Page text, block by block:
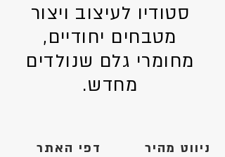
סטודיו לעיצוב ויצור
מטבחים יחודיים,
מחומרי גלם שנולדים
מחדש.
דפי האתר ניווט מהיר